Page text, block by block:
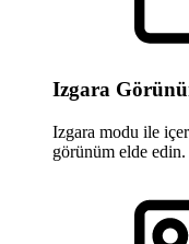
Izgara
Izgara modu ile
görünüm elde edin.